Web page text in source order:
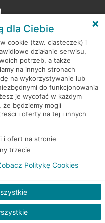
Wszelkie prawa zastrzeżone
dla Ciebie
cookie (tzw. ciasteczek) i
działanie serwisu,
potrzeb, a także
na innych stronach
na wykorzystywanie lub
do funkcjonowania
je wycofać w każdym
że będziemy mogli
i oferty na tej i innych
i ofert na stronie
trzecie
Politykę Cookies